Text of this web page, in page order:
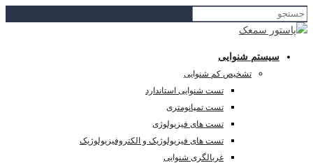
سیستم شنوایی
تشخیص کم شنوایی
تست شنوایی استاندارد
تست تمپانومتری
تست های فیزیولوژی
تست های فیزیولوژیک و الکتروفیزیولوژیک
غربالگری شنوایی